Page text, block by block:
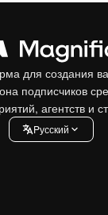
для создания
подписчиков
агентств и
Pусский